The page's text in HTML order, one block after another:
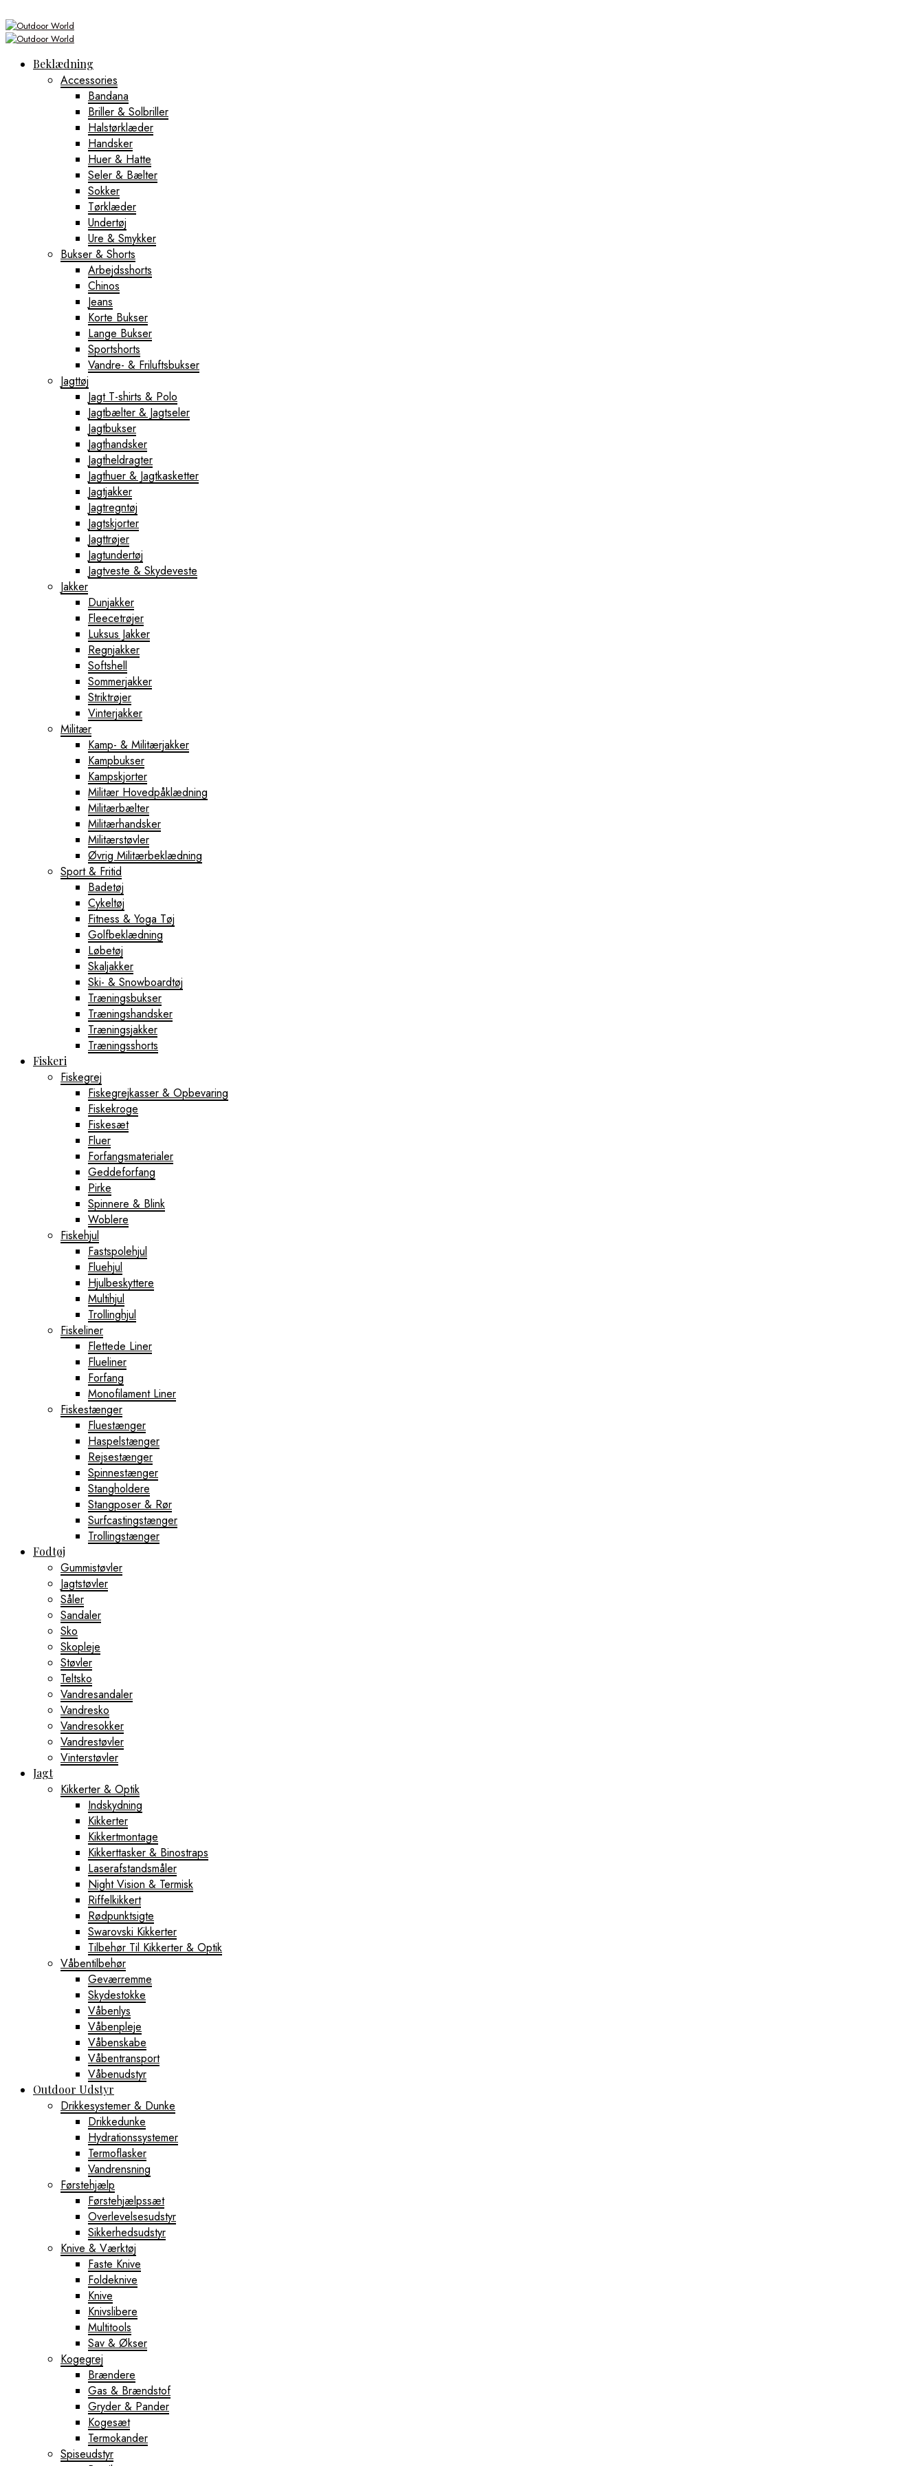
Beklædning
Accessories
Bandana
Briller & Solbriller
Halstørklæder
Handsker
Huer & Hatte
Seler & Bælter
Sokker
Tørklæder
Undertøj
Ure & Smykker
Bukser & Shorts
Arbejdsshorts
Chinos
Jeans
Korte Bukser
Lange Bukser
Sportshorts
Vandre- & Friluftsbukser
Jagttøj
Jagt T-shirts & Polo
Jagtbælter & Jagtseler
Jagtbukser
Jagthandsker
Jagtheldragter
Jagthuer & Jagtkasketter
Jagtjakker
Jagtregntøj
Jagtskjorter
Jagttrøjer
Jagtundertøj
Jagtveste & Skydeveste
Jakker
Dunjakker
Fleecetrøjer
Luksus Jakker
Regnjakker
Softshell
Sommerjakker
Striktrøjer
Vinterjakker
Militær
Kamp- & Militærjakker
Kampbukser
Kampskjorter
Militær Hovedpåklædning
Militærbælter
Militærhandsker
Militærstøvler
Øvrig Militærbeklædning
Sport & Fritid
Badetøj
Cykeltøj
Fitness & Yoga Tøj
Golfbeklædning
Løbetøj
Skaljakker
Ski- & Snowboardtøj
Træningsbukser
Træningshandsker
Træningsjakker
Træningsshorts
Fiskeri
Fiskegrej
Fiskegrejkasser & Opbevaring
Fiskekroge
Fiskesæt
Fluer
Forfangsmaterialer
Geddeforfang
Pirke
Spinnere & Blink
Woblere
Fiskehjul
Fastspolehjul
Fluehjul
Hjulbeskyttere
Multihjul
Trollinghjul
Fiskeliner
Flettede Liner
Flueliner
Forfang
Monofilament Liner
Fiskestænger
Fluestænger
Haspelstænger
Rejsestænger
Spinnestænger
Stangholdere
Stangposer & Rør
Surfcastingstænger
Trollingstænger
Fodtøj
Gummistøvler
Jagtstøvler
Såler
Sandaler
Sko
Skopleje
Støvler
Teltsko
Vandresandaler
Vandresko
Vandresokker
Vandrestøvler
Vinterstøvler
Jagt
Kikkerter & Optik
Indskydning
Kikkerter
Kikkertmontage
Kikkerttasker & Binostraps
Laserafstandsmåler
Night Vision & Termisk
Riffelkikkert
Rødpunktsigte
Swarovski Kikkerter
Tilbehør Til Kikkerter & Optik
Våbentilbehør
Geværremme
Skydestokke
Våbenlys
Våbenpleje
Våbenskabe
Våbentransport
Våbenudstyr
Outdoor Udstyr
Drikkesystemer & Dunke
Drikkedunke
Hydrationssystemer
Termoflasker
Vandrensning
Førstehjælp
Førstehjælpssæt
Overlevelsesudstyr
Sikkerhedsudstyr
Knive & Værktøj
Faste Knive
Foldeknive
Knive
Knivslibere
Multitools
Sav & Økser
Kogegrej
Brændere
Gas & Brændstof
Gryder & Pander
Kogesæt
Termokander
Spiseudstyr